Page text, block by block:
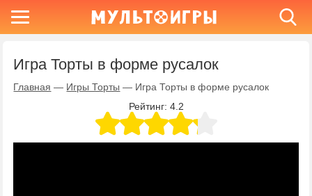
Игра Торты в форме русалок
Главная — Игры Торты — Игра Торты в форме русалок
Рейтинг: 4.2